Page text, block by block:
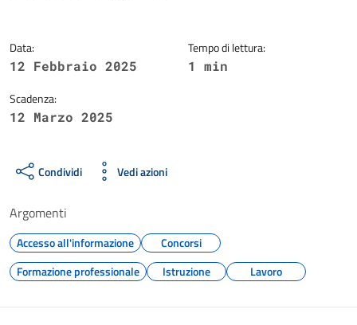
Data:
12 Febbraio 2025
Scadenza:
12 Marzo 2025
Tempo di lettura:
1 min
Condividi Vedi azioni
Argomenti
Accesso all'informazione
Concorsi
Formazione professionale
Istruzione Lavoro